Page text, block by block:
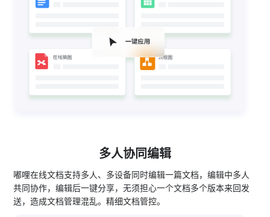
多人协同编辑
嘟哩在线文档支持多人、多设备同时编辑一篇文档，编辑中多人
共同协作，编辑后一键分享，无须担心一个文档多个版本来回发
送，造成文档管理混乱。精细文档管控。